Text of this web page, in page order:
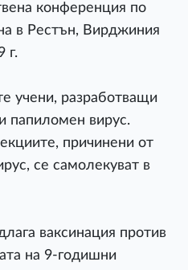
конференция по
в Рестън, Вирджиния
г.
учени, разработващи
папиломен вирус.
причинени от
се самолекуват в
ваксинация против
на 9-годишни